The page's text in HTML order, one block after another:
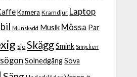
Kamera Kramdjur Laptop
Munskydd Musik Mössa Par
Sjö Skägg Smink Smycken
Solnedgång Sova